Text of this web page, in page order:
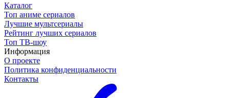
Каталог
Топ аниме сериалов
Лучшие мультсериалы
Рейтинг лучших сериалов
Топ ТВ-шоу
Информация
О проекте
Политика конфиденциальности
Контакты